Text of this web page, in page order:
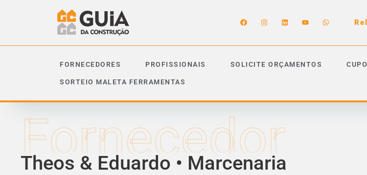
FORNECEDORES PROFISSIONAIS SOLICITE ORÇAMENTOS
SORTEIO MALETA FERRAMENTAS
Fornecedor
Theos & Eduardo • Marcenaria